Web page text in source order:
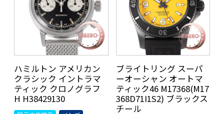
ハミルトン アメリカン
クラシック イントラマ
ティック クロノグラフ
H H38429130
ブライトリング スーパ
ーオーシャン オートマ
ティック46 M17368(M17
368D71I1S2) ブラックス
チール